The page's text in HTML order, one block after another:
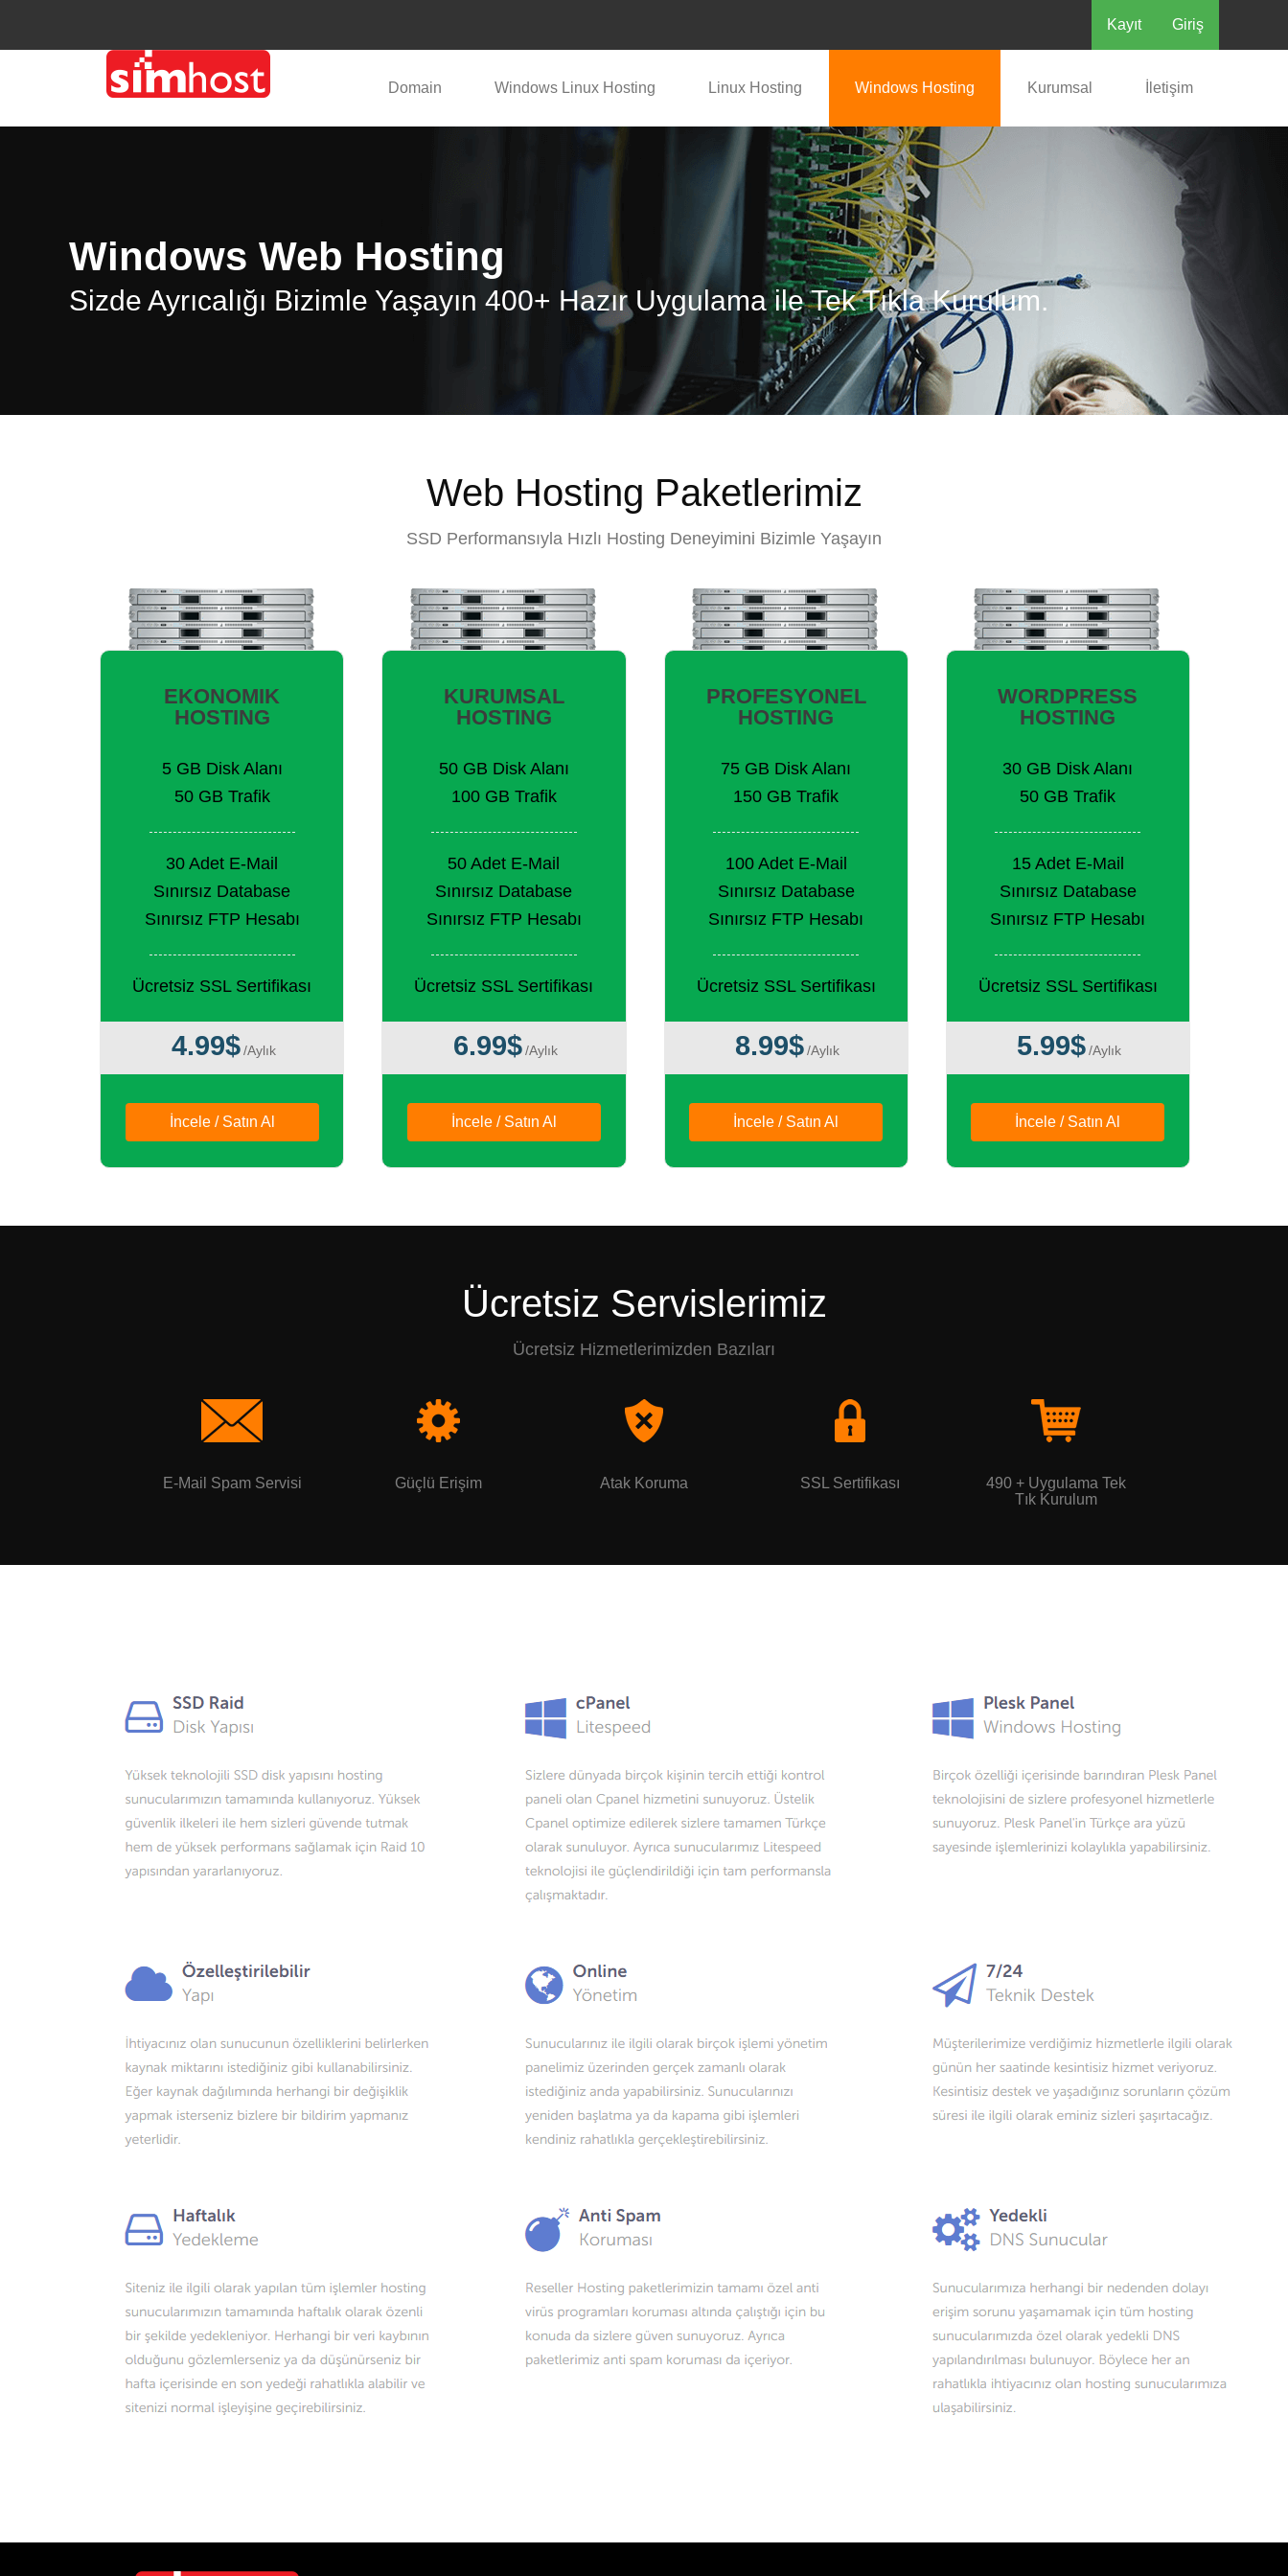
Giriş
Kayıt
Domain Windows Linux Hosting Linux Hosting Windows Hosting Kurumsal İletişim
Windows Web Hosting
Sizde Ayrıcalığı Bizimle Yaşayın 400+ Hazır Uygulama ile Tek Tıkla Kurulum.
Web Hosting Paketlerimiz
SSD Performansıyla Hızlı Hosting Deneyimini Bizimle Yaşayın
EKONOMIK
HOSTING
5 GB Disk Alanı
50 GB Trafik
30 Adet E-Mail
Sınırsız Database
Sınırsız FTP Hesabı
Ücretsiz SSL Sertifikası
4.99$ /Aylık
İncele / Satın Al
KURUMSAL
HOSTING
50 GB Disk Alanı
100 GB Trafik
50 Adet E-Mail
Sınırsız Database
Sınırsız FTP Hesabı
Ücretsiz SSL Sertifikası
6.99$/Aylık
İncele / Satın Al
PROFESYONEL
HOSTING
75 GB Disk Alanı
150 GB Trafik
100 Adet E-Mail
Sınırsız Database
Sınırsız FTP Hesabı
Ücretsiz SSL Sertifikası
8.99$/Aylık
İncele / Satın Al
WORDPRESS
HOSTING
30 GB Disk Alanı
50 GB Trafik
15 Adet E-Mail
Sınırsız Database
Sınırsız FTP Hesabı
Ücretsiz SSL Sertifikası
5.99$ /Aylık
İncele / Satın Al
Ücretsiz Servislerimiz
Ücretsiz Hizmetlerimizden Bazıları
E-Mail Spam Servisi Güçlü Erişim Atak Koruma SSL Sertifikası
490 + Uygulama Tek
Tık Kurulum